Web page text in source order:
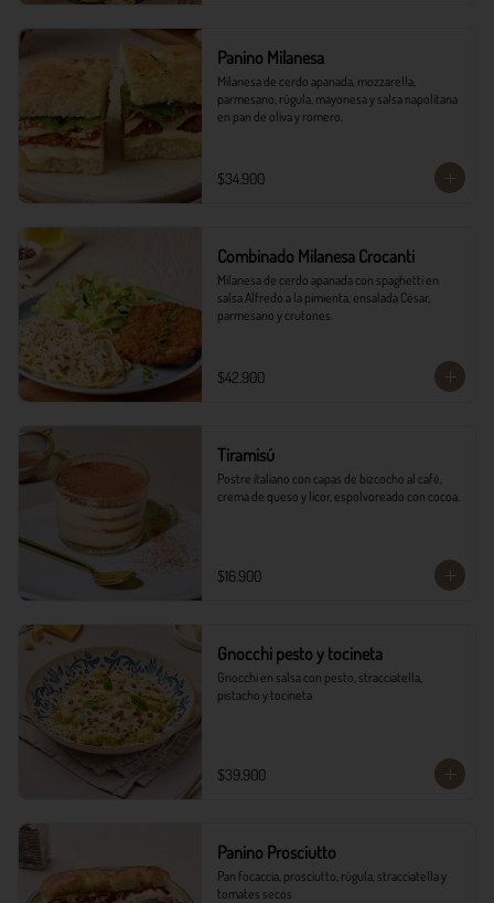
Panino Milanesa
Milanesa de cerdo apanada, mozzarella,
parmesano, rúgula, mayonesa y salsa napolitana
en pan de oliva y romero.
$34.900
Combinado Milanesa Crocanti
Milanesa de cerdo apanada con spaghetti en
salsa Alfredo a la pimienta, ensalada César,
parmesano y crutones.
$42.900
Tiramisú
Postre italiano con capas de bizcocho al café,
crema de queso y licor, espolvoreado con cocoa.
$16.900
Gnocchi pesto y tocineta
Gnocchi en salsa con pesto, stracciatella,
pistacho y tocineta
$39.900
Panino Prosciutto
Pan focaccia, prosciutto, rúgula, stracciatella y
tomates secos